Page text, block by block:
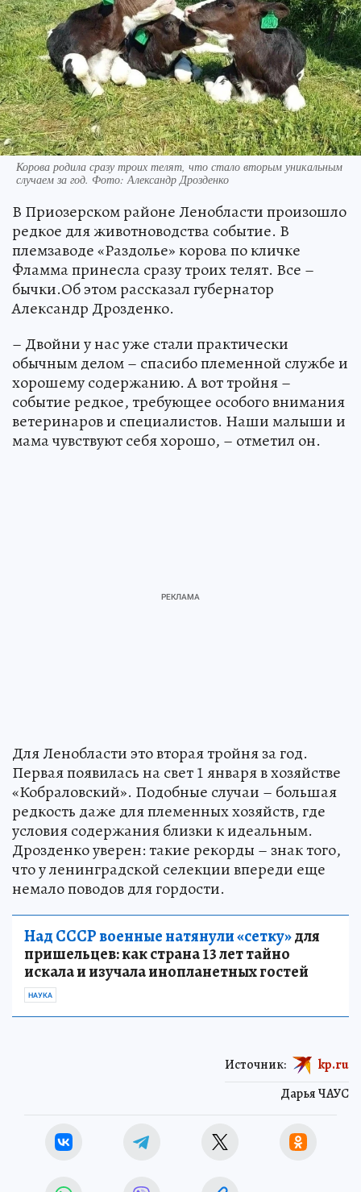
Корова родила сразу троих телят, что стало вторым уникальным
случаем за год. Фото: Александр Дрозденко
В Приозерском районе Ленобласти произошло
редкое для животноводства событие. В
племзаводе «Раздолье» корова по кличке
Фламма принесла сразу троих телят. Все –
бычки.Об этом рассказал губернатор
Александр Дрозденко.
– Двойни у нас уже стали практически
обычным делом – спасибо племенной службе и
хорошему содержанию. А вот тройня –
событие редкое, требующее особого внимания
ветеринаров и специалистов. Наши малыши и
мама чувствуют себя хорошо, – отметил он.
Для Ленобласти это вторая тройня за год.
Первая появилась на свет 1 января в хозяйстве
«Кобраловский». Подобные случаи – большая
редкость даже для племенных хозяйств, где
условия содержания близки к идеальным.
Дрозденко уверен: такие рекорды – знак того,
что у ленинградской селекции впереди еще
немало поводов для гордости.
Над СССР военные натянули «сетку»для
пришельцев: как страна 13 лет тайно
искала и изучала инопланетных гостей
НАУКА
Дарья ЧАУС
Источник: kp.ru